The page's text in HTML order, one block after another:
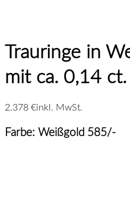
Trauringe in
mit ca. 0,14
2.378 €inkl. MwSt.
Farbe: Weißgold 585/-